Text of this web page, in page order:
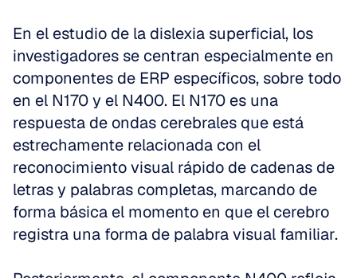
En el estudio de la dislexia superficial, los
investigadores se centran especialmente en
componentes de ERP específicos, sobre todo
en el N170 y el N400. El N170 es una
respuesta de ondas cerebrales que está
estrechamente relacionada con el
reconocimiento visual rápido de cadenas de
letras y palabras completas, marcando de
forma básica el momento en que el cerebro
registra una forma de palabra visual familiar.